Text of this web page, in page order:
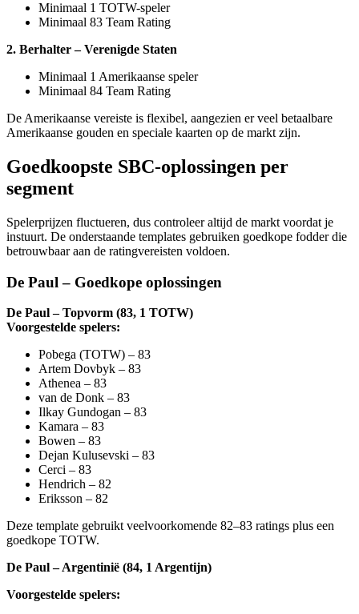
Minimaal 1 TOTW-speler
Minimaal 83 Team Rating
2. Berhalter – Verenigde Staten
Minimaal 1 Amerikaanse speler
Minimaal 84 Team Rating
De Amerikaanse vereiste is flexibel, aangezien er veel betaalbare
Amerikaanse gouden en speciale kaarten op de markt zijn.
Goedkoopste SBC-oplossingen per
segment
Spelerprijzen fluctueren, dus controleer altijd de markt voordat je
instuurt. De onderstaande templates gebruiken goedkope fodder die
betrouwbaar aan de ratingvereisten voldoen.
De Paul – Goedkope oplossingen
De Paul – Topvorm (83, 1 TOTW)
Voorgestelde spelers:
Pobega (TOTW) – 83
Artem Dovbyk – 83
Athenea – 83
van de Donk – 83
Ilkay Gundogan – 83
Kamara – 83
Bowen – 83
Dejan Kulusevski – 83
Cerci – 83
Hendrich – 82
Eriksson – 82
Deze template gebruikt veelvoorkomende 82–83 ratings plus een
goedkope TOTW.
De Paul – Argentinië (84, 1 Argentijn)
Voorgestelde spelers: